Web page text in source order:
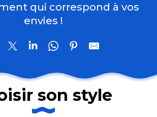
qui correspond à vos
envies !
son style